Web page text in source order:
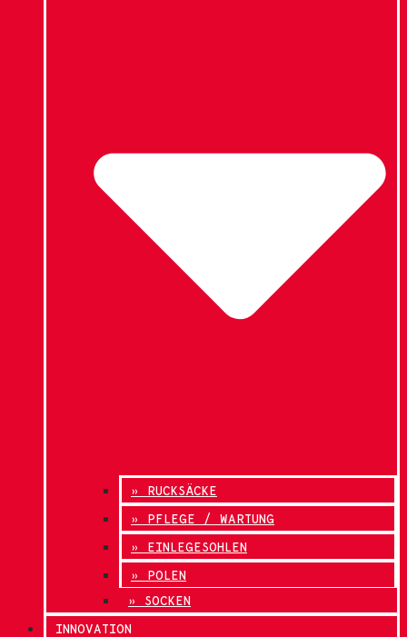
» RUCKSÄCKE
» PFLEGE / WARTUNG
» EINLEGESOHLEN
» POLEN
» SOCKEN
INNOVATION